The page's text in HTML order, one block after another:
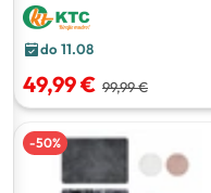
do 11.08
49,99 € 99,99 €
-50%